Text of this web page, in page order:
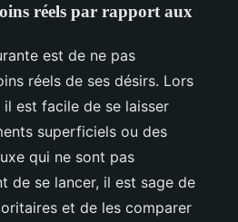
réels par rapport aux
est de ne pas
réels de ses désirs. Lors
est facile de se laisser
superficiels ou des
qui ne sont pas
de se lancer, il est sage de
et de les comparer